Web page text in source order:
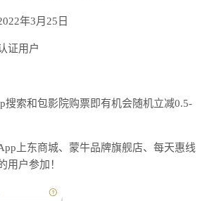
年3月25日
证用户
搜索和包影院购票即有机会随机立减0.5-
上东商城、蒙牛品牌旗舰店、每天惠线
用户参加！